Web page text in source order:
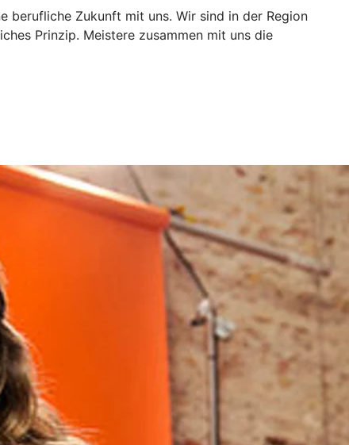
berufliche Zukunft mit uns. Wir sind in der Region
Prinzip. Meistere zusammen mit uns die